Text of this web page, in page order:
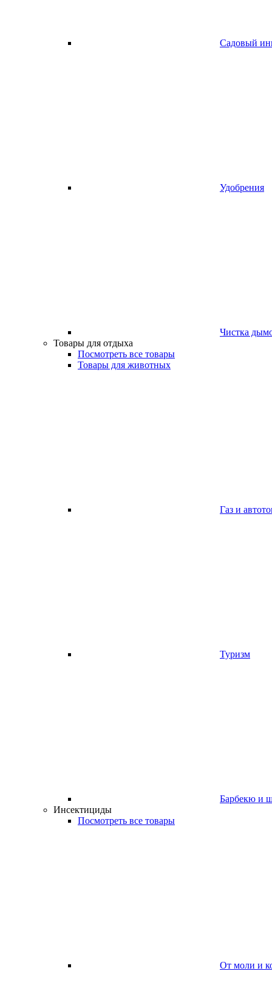
Садовый
Удобрения
Чистка
Товары для отдыха
Посмотреть все товары
Товары для животных
Газ и
Туризм
Барбекю и
Инсектициды
Посмотреть все товары
От моли и